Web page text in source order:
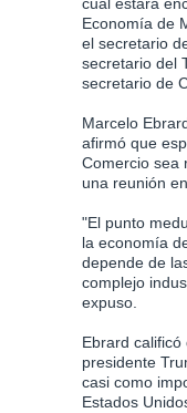
Economía de
el secretario
secretario del
secretario de
Marcelo
afirmó que
Comercio sea
una reunión
"El punto
la economía
depende de
complejo
expuso.
Ebrard
presidente
casi como
Estados